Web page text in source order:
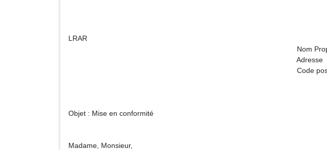
LRAR
Nom Propriétaire
Adresse
Code postal
Objet : Mise en conformité
Madame, Monsieur,